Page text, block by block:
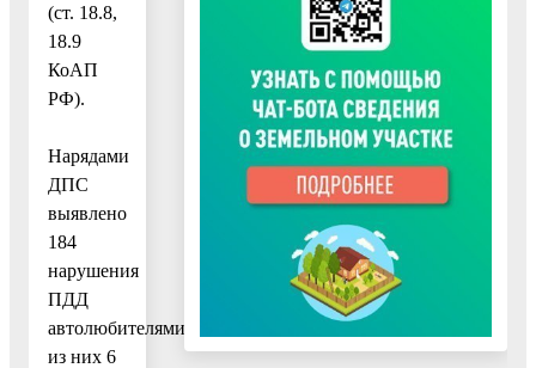
(ст. 18.8,
18.9
КоАП
РФ).
Нарядами
ДПС
выявлено
184
нарушения
ПДД
автолюбителями,
из них 6